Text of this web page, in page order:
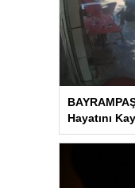
Hayatını